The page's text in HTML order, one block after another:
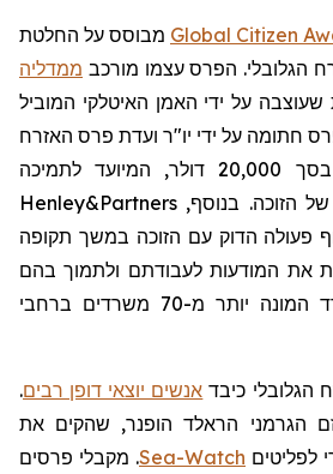
Global Citizen מבוסס על החלטת
הגלובלי. הפרס עצמו מורכב ממדליה
שעוצבה על ידי האמן האיטלקי המוביל
חתומה על ידי יו"ר ועדת פרס האזרח
הגלובלי, ופרס כספי בסך 20,000 דולר, המיועד לתמיכה
הזוכה. בנוסף, Henley&Partners
פעולה הדוק עם הזוכה במשך תקופה
את המודעות לעבודתם ולתמוך בהם
באמצעות רשת המשרד המונה יותר מ-70 משרדים ברחבי
הגלובלי כיבד אנשים יוצאי דופן רבים.
הגרמני הראלד הופנר, שהקים את
לפליטים Sea-Watch. מקבלי פרסים